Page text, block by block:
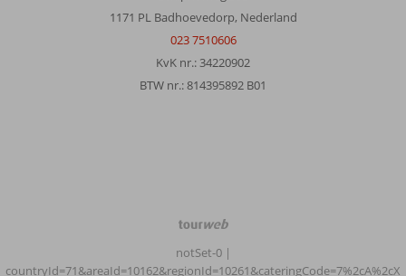
1171 PL Badhoevedorp, Nederland
023 7510606
KvK nr.: 34220902
BTW nr.: 814395892 B01
TourWeb
©
NetMatch
notSet-0 |
countryId=71&areaId=10162&regionId=10261&cateringCode=7%2cA%2cX